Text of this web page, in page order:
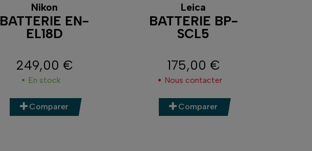
Nikon
BATTERIE EN-
EL18D
Prix
249,00 €
En stock
Comparer
Leica
BATTERIE BP-
SCL5
Prix
175,00 €
Nous contacter
Comparer